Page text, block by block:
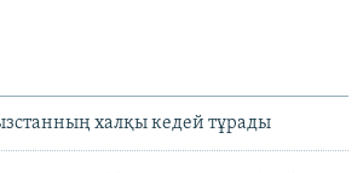
халқы кедей тұрады